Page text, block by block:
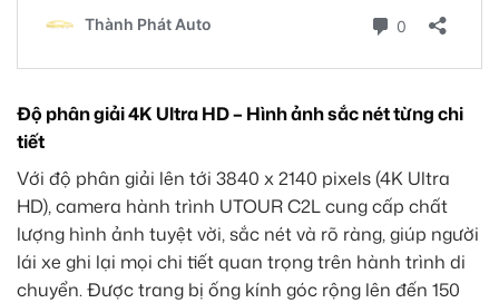
Độ phân giải 4K Ultra HD – Hình ảnh sắc nét từng chi
tiết
Với độ phân giải lên tới 3840 x 2140 pixels (4K Ultra
HD), camera hành trình UTOUR C2L cung cấp chất
lượng hình ảnh tuyệt vời, sắc nét và rõ ràng, giúp người
lái xe ghi lại mọi chi tiết quan trọng trên hành trình di
chuyển. Được trang bị ống kính góc rộng lên đến 150